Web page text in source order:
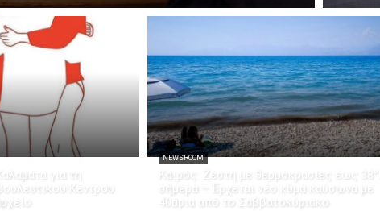
για τη
Κέντρου
NEWSROOM
Καιρός: Ζέστη με θερμοκρασίες έως 38°C
σήμερα – Έρχεται νέο κύμα καύσωνα με
40άρια από το Σαββατοκύριακο